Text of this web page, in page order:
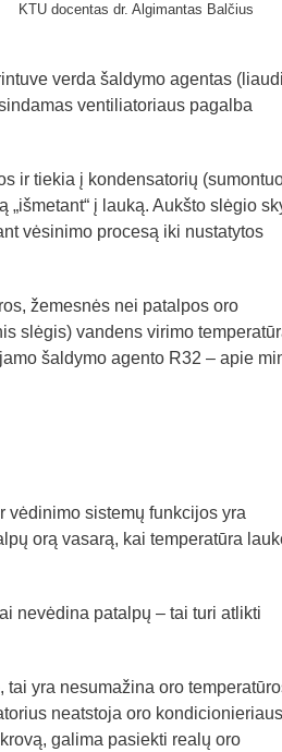
KTU docentas dr. Algimantas Balčius
verda šaldymo agentas
ventiliatoriaus pagalba
ir tiekia į kondensatorių
į lauką. Aukšto slėgio
vėsinimo procesą iki nustatytos
žemesnės nei patalpos oro
slėgis) vandens virimo
šaldymo agento R32 – apie
vėdinimo sistemų funkcijos yra
orą vasarą, kai temperatūra
nevėdina patalpų – tai turi atlikti
yra nesumažina oro
neatstoja oro
galima pasiekti realų oro